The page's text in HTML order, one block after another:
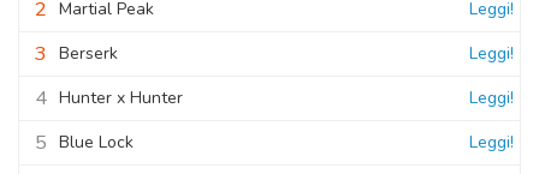
2 Martial Peak Leggi!
3 Berserk Leggi!
4 Hunter x Hunter Leggi!
5 Blue Lock Leggi!